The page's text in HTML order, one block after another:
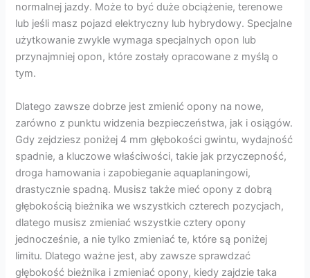
normalnej jazdy. Może to być duże obciążenie, terenowe
lub jeśli masz pojazd elektryczny lub hybrydowy. Specjalne
użytkowanie zwykle wymaga specjalnych opon lub
przynajmniej opon, które zostały opracowane z myślą o
tym.
Dlatego zawsze dobrze jest zmienić opony na nowe,
zarówno z punktu widzenia bezpieczeństwa, jak i osiągów.
Gdy zejdziesz poniżej 4 mm głębokości gwintu, wydajność
spadnie, a kluczowe właściwości, takie jak przyczepność,
droga hamowania i zapobieganie aquaplaningowi,
drastycznie spadną. Musisz także mieć opony z dobrą
głębokością bieżnika we wszystkich czterech pozycjach,
dlatego musisz zmieniać wszystkie cztery opony
jednocześnie, a nie tylko zmieniać te, które są poniżej
limitu. Dlatego ważne jest, aby zawsze sprawdzać
głębokość bieżnika i zmieniać opony, kiedy zajdzie taka